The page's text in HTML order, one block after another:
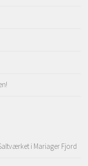
i Mariager Fjord